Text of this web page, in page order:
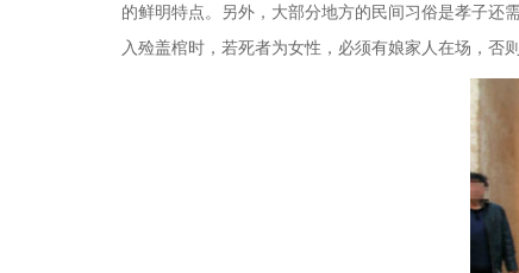
的鲜明特点。另外，大部分地方的民间习俗是孝子还
入殓盖棺时，若死者为女性，必须有娘家人在场，否